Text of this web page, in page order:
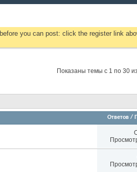
before you can post: click the register link
Показаны темы с 1 по 30
Ответов /